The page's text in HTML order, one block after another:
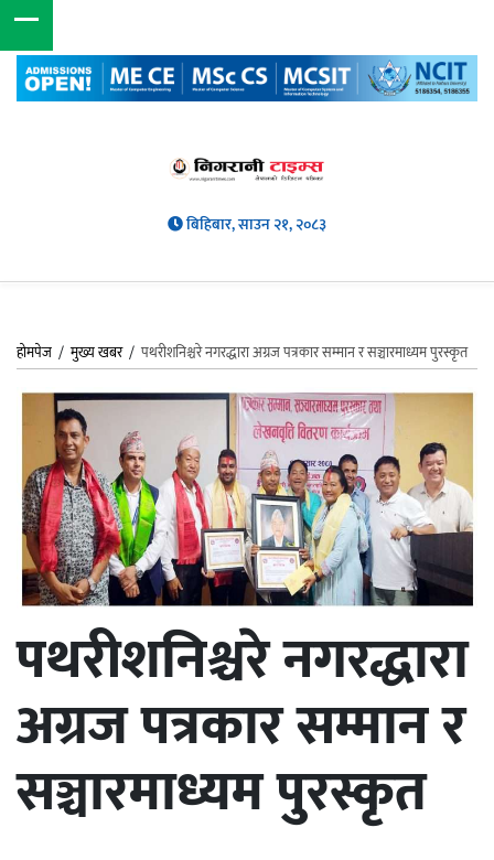
बिहिबार, साउन २१, २०८३
होमपेज /मुख्य खबर/ पथरीशनिश्चरे नगरद्धारा अग्रज पत्रकार सम्मान र सञ्चारमाध्यम पुरस्कृत
पथरीशनिश्चरे नगरद्धारा
अग्रज पत्रकार सम्मान र
सञ्चारमाध्यम पुरस्कृत